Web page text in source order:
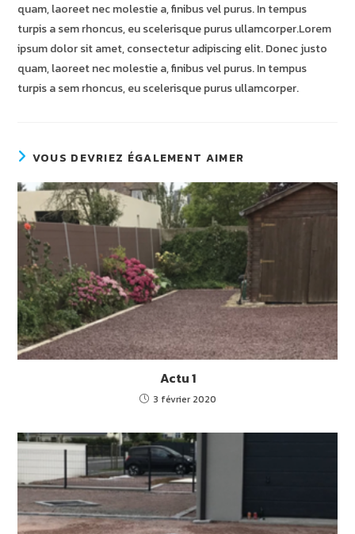
quam, laoreet nec molestie a, finibus vel purus. In tempus
turpis a sem rhoncus, eu scelerisque purus ullamcorper.Lorem
ipsum dolor sit amet, consectetur adipiscing elit. Donec justo
quam, laoreet nec molestie a, finibus vel purus. In tempus
turpis a sem rhoncus, eu scelerisque purus ullamcorper.
VOUS DEVRIEZ ÉGALEMENT AIMER
Actu 1
3 février 2020